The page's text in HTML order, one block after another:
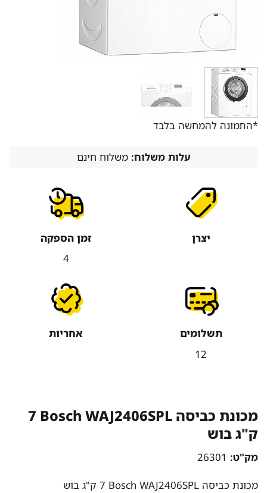
*התמונה להמחשה בלבד
עלות משלוח:משלוח חינם
יצרן
זמן הספקה
4
תשלומים
12
אחריות
מכונת כביסה Bosch WAJ2406SPL ‏7
‏ק"ג בוש
מק"ט:26301
מכונת כביסה Bosch WAJ2406SPL ‏7 ‏ק"ג בוש